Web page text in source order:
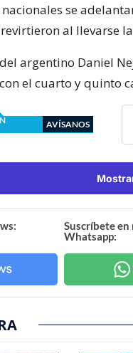
se
al llevarse
argentino Daniel
el cuarto y quinto
AVÍSANOS
Suscríbete
Whatsapp: